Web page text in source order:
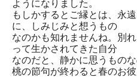
ようになりました。
もしかするとご縁とは、永
に、しみじみと想うもの
なのかも知れませんね。別
って生かされてきた自分
なのだと、静かに思うもの
桃の節句が終わると春のお